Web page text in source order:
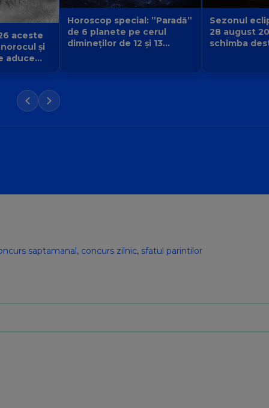
aceste
și
aduce
Horoscop special: ”Paradă”
de 6 planete pe cerul
dimineților de 12 și 13
Sezonul
28 august
schimba
saptamanal, concurs zilnic, sfatul parintilor